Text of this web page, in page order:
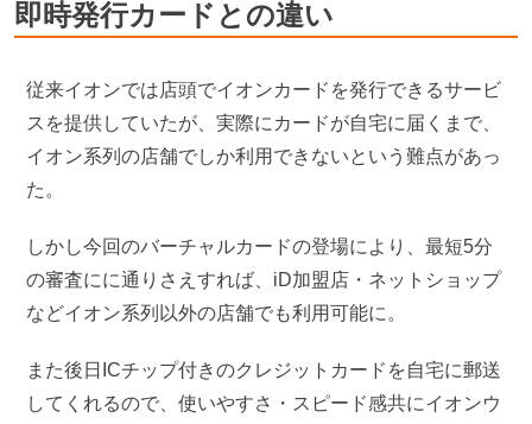
即時発行カードとの違い
従来イオンでは店頭でイオンカードを発行できるサービ
スを提供していたが、実際にカードが自宅に届くまで、
イオン系列の店舗でしか利用できないという難点があっ
た。
しかし今回のバーチャルカードの登場により、最短5分
の審査にに通りさえすれば、iD加盟店・ネットショップ
などイオン系列以外の店舗でも利用可能に。
また後日ICチップ付きのクレジットカードを自宅に郵送
してくれるので、使いやすさ・スピード感共にイオンウ